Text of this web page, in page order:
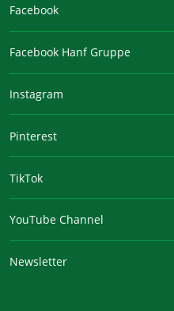
Facebook
Facebook Hanf Gruppe
Instagram
Pinterest
TikTok
YouTube Channel
Newsletter